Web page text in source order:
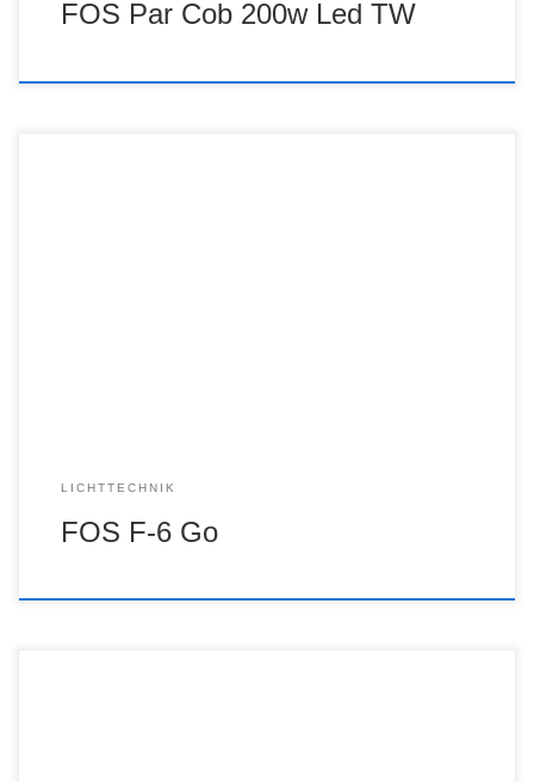
FOS Par Cob 200w Led TW
LICHTTECHNIK
FOS F-6 Go